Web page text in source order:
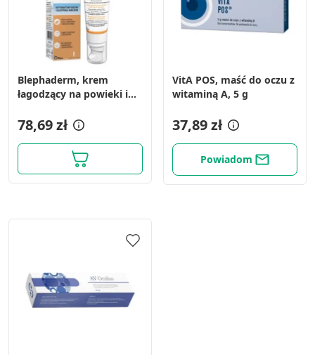
Blephaderm, krem
łagodzący na powieki i
78,69 zł
VitA POS, maść do oczu z
witaminą A, 5 g
37,89 zł
Powiadom